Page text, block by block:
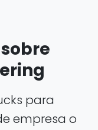
para
empresa o